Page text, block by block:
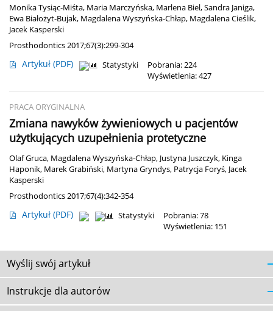
Monika Tysiąc-Miśta, Maria Marczyńska, Marlena Biel,Sandra Janiga,
Ewa Białożyt-Bujak, Magdalena Wyszyńska-Chłap, Magdalena Cieślik,
Jacek Kasperski
Prosthodontics 2017;67(3):299-304
Artykuł (PDF) Statystyki
Pobrania: 224
Wyświetlenia: 427
PRACA ORYGINALNA
Zmiana nawyków żywieniowych u pacjentów
użytkujących uzupełnienia protetyczne
Olaf Gruca, Magdalena Wyszyńska-Chłap, Justyna Juszczyk, Kinga
Haponik, Marek Grabiński, Martyna Gryndys, Patrycja Foryś, Jacek
Kasperski
Prosthodontics 2017;67(4):342-354
Artykuł (PDF) Statystyki
Pobrania: 78
Wyświetlenia: 151
Wyślij swój artykuł
Instrukcje dla autorów